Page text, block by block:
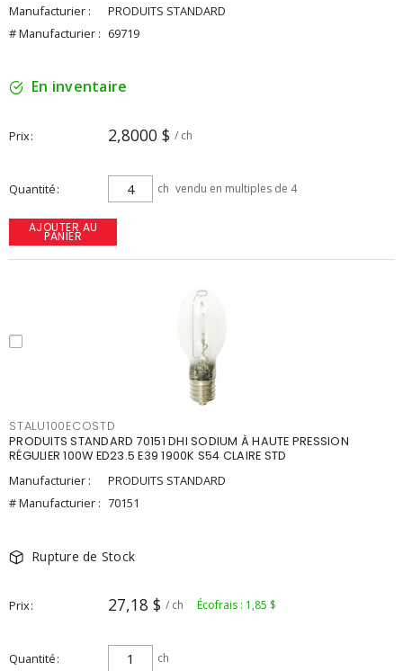
Manufacturier :
PRODUITS STANDARD
# Manufacturier : 69719
En inventaire
Prix 2,8000 $ / ch
Quantité ch vendu en multiples de 4
AJOUTER AU
PANIER
STALU100ECOSTD
PRODUITS STANDARD 70151 DHI SODIUM À HAUTE PRESSION
RÉGULIER 100W ED23.5 E39 1900K S54 CLAIRE STD
Manufacturier :
PRODUITS STANDARD
# Manufacturier : 70151
Rupture de Stock
Prix 27,18 $ / ch Écofrais : 1,85 $
Quantité ch